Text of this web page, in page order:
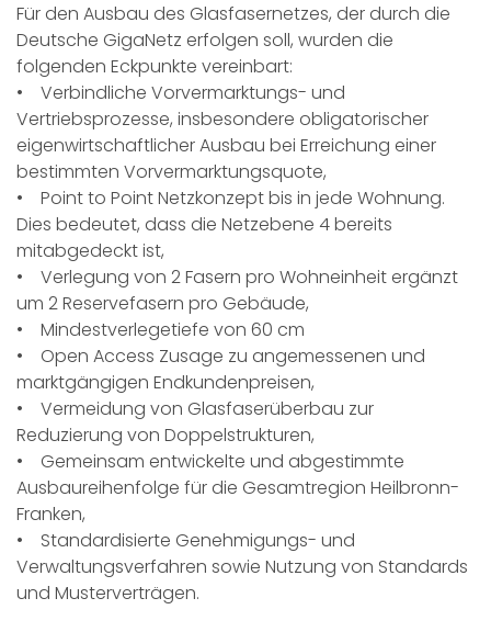
Für den Ausbau des Glasfasernetzes, der durch die
Deutsche GigaNetz erfolgen soll, wurden die
folgenden Eckpunkte vereinbart:
• Verbindliche Vorvermarktungs- und
Vertriebsprozesse, insbesondere obligatorischer
eigenwirtschaftlicher Ausbau bei Erreichung einer
bestimmten Vorvermarktungsquote,
• Point to Point Netzkonzept bis in jede Wohnung.
Dies bedeutet, dass die Netzebene 4 bereits
mitabgedeckt ist,
• Verlegung von 2 Fasern pro Wohneinheit ergänzt
um 2 Reservefasern pro Gebäude,
• Mindestverlegetiefe von 60 cm
• Open Access Zusage zu angemessenen und
marktgängigen Endkundenpreisen,
• Vermeidung von Glasfaserüberbau zur
Reduzierung von Doppelstrukturen,
• Gemeinsam entwickelte und abgestimmte
Ausbaureihenfolge für die Gesamtregion Heilbronn-
Franken,
• Standardisierte Genehmigungs- und
Verwaltungsverfahren sowie Nutzung von Standards
und Musterverträgen.